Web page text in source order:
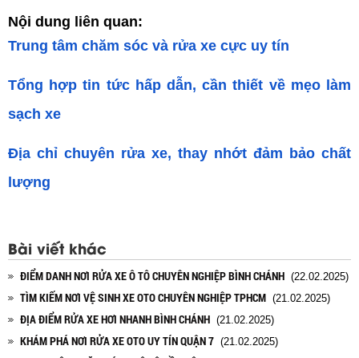
Nội dung liên quan:
Trung tâm chăm sóc và rửa xe cực uy tín
Tổng hợp tin tức hấp dẫn, cần thiết về mẹo làm
sạch xe
Địa chỉ chuyên rửa xe, thay nhớt đảm bảo chất
lượng
Bài viết khác
ĐIỂM DANH NƠI RỬA XE Ô TÔ CHUYÊN NGHIỆP BÌNH CHÁNH (22.02.2025)
TÌM KIẾM NƠI VỆ SINH XE OTO CHUYÊN NGHIỆP TPHCM (21.02.2025)
ĐỊA ĐIỂM RỬA XE HƠI NHANH BÌNH CHÁNH (21.02.2025)
KHÁM PHÁ NƠI RỬA XE OTO UY TÍN QUẬN 7 (21.02.2025)